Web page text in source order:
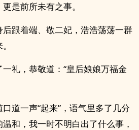
是前所未有之事。
跟着端、敬二妃，浩浩荡荡一群
礼，恭敬道：“皇后娘娘万福金
道一声“起来”，语气里多了几分
和，我一时不明白出了什么事，